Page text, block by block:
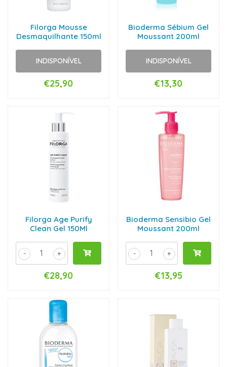
Filorga Mousse
Desmaquilhante 150ml
INDISPONÍVEL
€25,90
Bioderma Sébium Gel
Moussant 200ml
INDISPONÍVEL
€13,30
Filorga Age Purify
Clean Gel 150Ml
+
-
€28,90
Bioderma Sensibio Gel
Moussant 200ml
+
-
€13,95